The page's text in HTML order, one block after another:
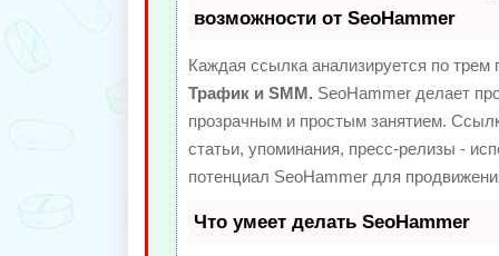
возможности от SeoHammer
Каждая ссылка анализируется по трем
Трафик и SMM. SeoHammer делает
прозрачным и простым занятием.
статьи, упоминания, пресс-релизы -
потенциал SeoHammer для
Что умеет делать SeoHammer